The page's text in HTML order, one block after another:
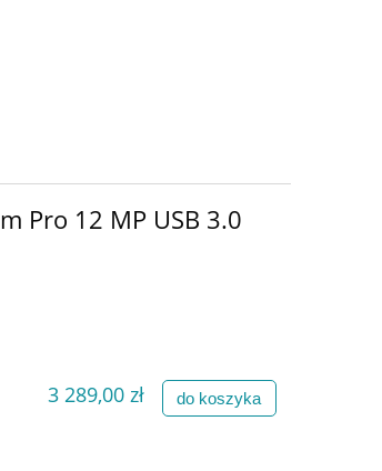
Pro 12 MP USB 3.0
3 289,00 zł do koszyka